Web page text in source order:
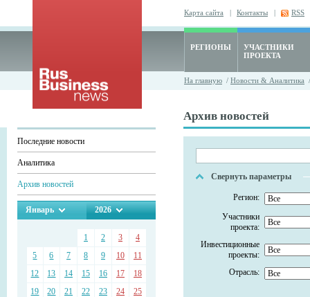
Карта сайта | Контакты | RSS
РЕГИОНЫ
УЧАСТНИКИ
ПРОЕКТА
На главную / Новости & Аналитика
Последние новости
Аналитика
Архив новостей
Январь 2026
1 2 3
4
5
6 7 8 9 10
11
12
13 14 15 16 17
18
19
20 21 22 23 24
25
Архив новостей
Свернуть параметры
Регион:
Участники
проекта:
Инвестиционные
проекты:
Отрасль: